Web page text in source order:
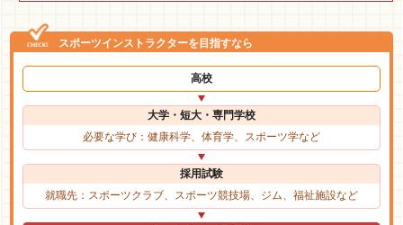
スポーツインストラクターを目指すなら
高校
大学・短大・専門学校
必要な学び：健康科学、体育学、スポーツ学など
採用試験
就職先：スポーツクラブ、スポーツ競技場、ジム、福祉施設など